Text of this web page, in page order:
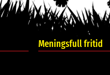
Meningsfull fritid